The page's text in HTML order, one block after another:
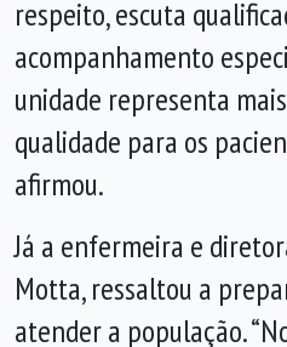
respeito, escuta
acompanhamento
unidade representa
qualidade para os
afirmou.
Já a enfermeira e
Motta, ressaltou a
atender a população.